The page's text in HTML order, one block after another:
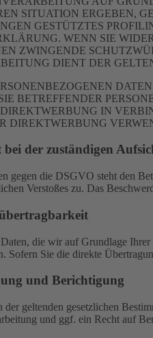
SITUATION ERGEBEN,
GESTÜTZTES
WENN SIE
ZWINGENDE
DIENT DER
BETREFFENDER
IN
DIREKTWERBUNG
bei der zuständigen
gegen die DSGVO steht den
Verstoßes zu. Das
Daten, die wir auf Grundlage
Sofern Sie die direkte
und Berichtigung
der geltenden gesetzlichen
und ggf. ein Recht auf